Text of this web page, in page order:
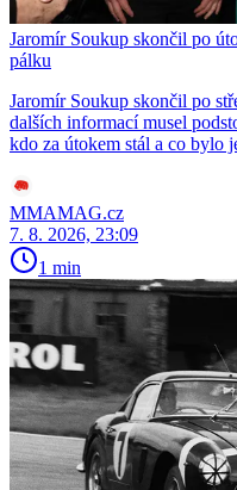
Jaromír Soukup skončil po
pálku
Jaromír Soukup skončil po
dalších informací musel
kdo za útokem stál a co bylo
MMAMAG.cz
7. 8. 2026, 23:09
1 min